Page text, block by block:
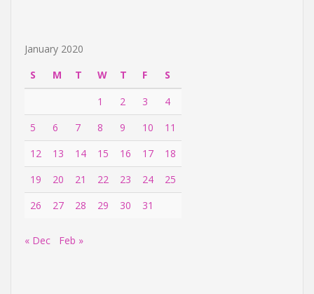
January 2020
S
M T W T F
S
1
2 3
4
5
6 7 8 9 10
11
12
13 14 15 16 17
18
19
20 21 22 23 24
25
26
27 28 29 30 31
« Dec Feb »